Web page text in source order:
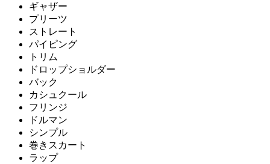
ギャザー
プリーツ
ストレート
パイピング
トリム
ドロップショルダー
バック
カシュクール
フリンジ
ドルマン
シンプル
巻きスカート
ラップ